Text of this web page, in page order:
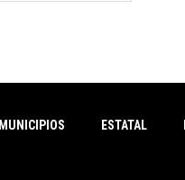
MUNICIPIOS ESTATAL